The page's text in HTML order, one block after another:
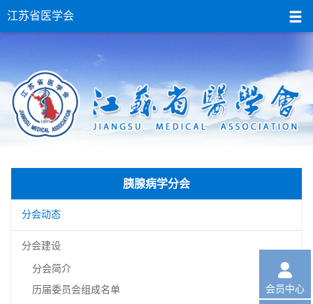
江苏省医学会
胰腺病学分会
分会动态
分会建设
分会简介
历届委员会组成名单

会员中心